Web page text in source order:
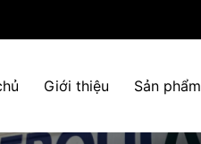
Giới thiệu Sản phẩm